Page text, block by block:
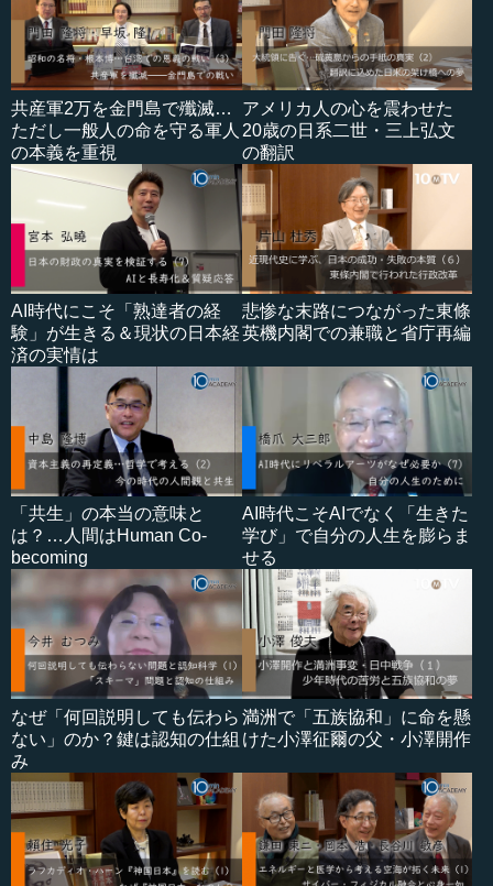
共産軍2万を金門島で殲滅…
ただし一般人の命を守る軍人
の本義を重視
アメリカ人の心を震わせた
20歳の日系二世・三上弘文
の翻訳
AI時代にこそ「熟達者の経
験」が生きる＆現状の日本経
済の実情は
悲惨な末路につながった東條
英機内閣での兼職と省庁再編
「共生」の本当の意味と
は？…人間はHuman Co-
becoming
AI時代こそAIでなく「生きた
学び」で自分の人生を膨らま
せる
なぜ「何回説明しても伝わら
ない」のか？鍵は認知の仕組
み
満洲で「五族協和」に命を懸
けた小澤征爾の父・小澤開作